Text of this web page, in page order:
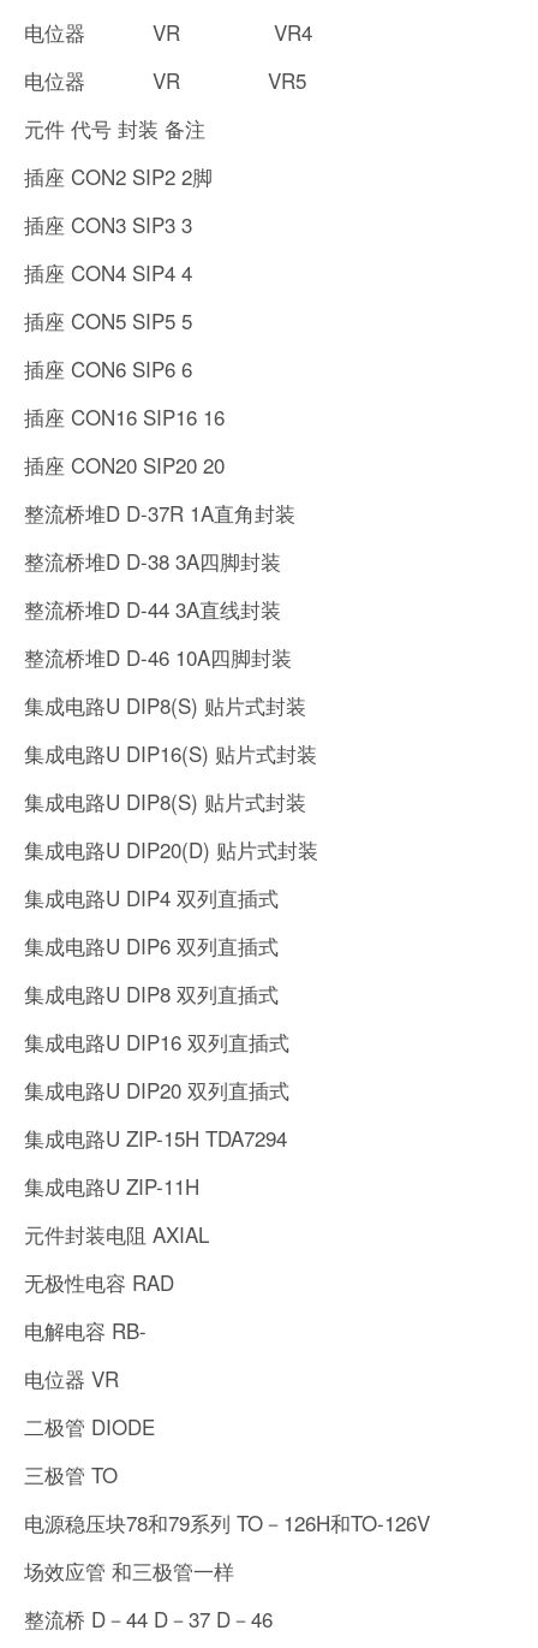
电位器 VR VR4
电位器 VR VR5
元件 代号 封装 备注
插座 CON2 SIP2 2脚
插座 CON3 SIP3 3
插座 CON4 SIP4 4
插座 CON5 SIP5 5
插座 CON6 SIP6 6
插座 CON16 SIP16 16
插座 CON20 SIP20 20
整流桥堆D D-37R 1A直角封装
整流桥堆D D-38 3A四脚封装
整流桥堆D D-44 3A直线封装
整流桥堆D D-46 10A四脚封装
集成电路U DIP8(S) 贴片式封装
集成电路U DIP16(S) 贴片式封装
集成电路U DIP8(S) 贴片式封装
集成电路U DIP20(D) 贴片式封装
集成电路U DIP4 双列直插式
集成电路U DIP6 双列直插式
集成电路U DIP8 双列直插式
集成电路U DIP16 双列直插式
集成电路U DIP20 双列直插式
集成电路U ZIP-15H TDA7294
集成电路U ZIP-11H
元件封装电阻 AXIAL
无极性电容 RAD
电解电容 RB-
电位器 VR
二极管 DIODE
三极管 TO
电源稳压块78和79系列 TO－126H和TO-126V
场效应管 和三极管一样
整流桥 D－44 D－37 D－46